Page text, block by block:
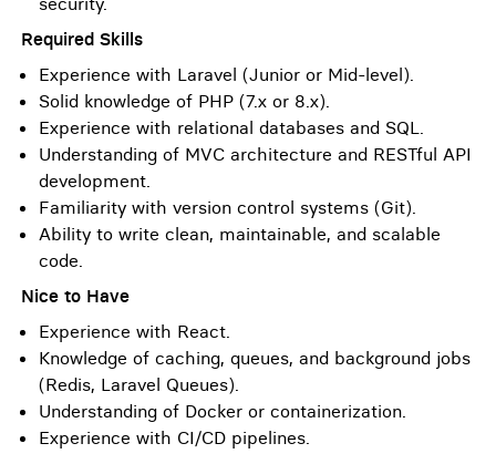
Required Skills
Experience with Laravel (Junior or Mid-level).
Solid knowledge of PHP (7.x or 8.x).
Experience with relational databases and SQL.
Understanding of MVC architecture and RESTful API
development.
Familiarity with version control systems (Git).
Ability to write clean, maintainable, and scalable
code.
Nice to Have
Experience with React.
Knowledge of caching, queues, and background jobs
(Redis, Laravel Queues).
Understanding of Docker or containerization.
Experience with CI/CD pipelines.